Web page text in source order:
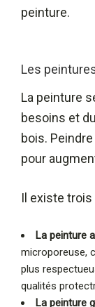
peinture.
Les
La peinture
besoins et
bois.
pour
Il existe
La peinture
microporeuse,
plus
qualités
La peinture